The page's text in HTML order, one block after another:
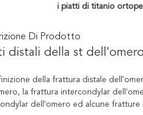
i piatti di titanio
Di Prodotto
distali della st
della frattura distale
la frattura intercondylar
dell'omero ed alcune fratture